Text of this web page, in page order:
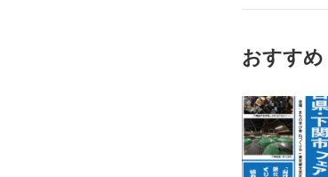
宮
店
🚙
おすすめ